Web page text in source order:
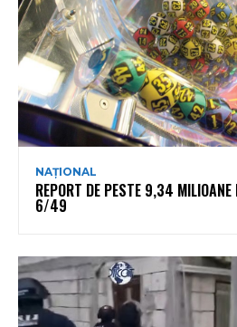
NAȚIONAL
REPORT DE PESTE 9,34 MILIOANE
6/49